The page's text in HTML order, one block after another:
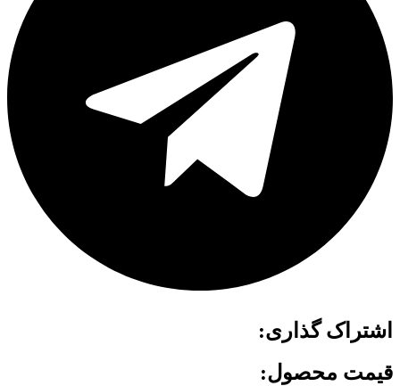
اشتراک گذاری:
قیمت محصول: